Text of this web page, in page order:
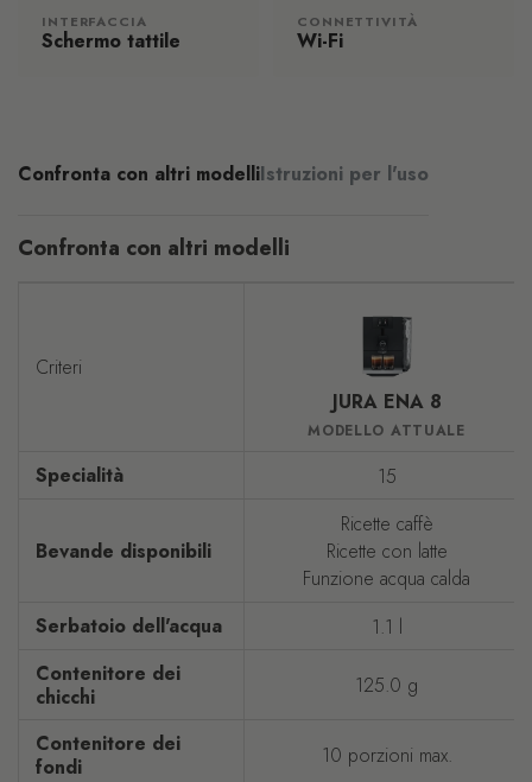
INTERFACCIA
Schermo tattile
CONNETTIVITÀ
Wi-Fi
Confronta con altri modelliIstruzioni per l'uso
Confronta con altri modelli
Criteri
JURA ENA 8
MODELLO ATTUALE
Specialità 15
Bevande disponibili
Ricette caffè
Ricette con latte
Funzione acqua calda
Serbatoio dell'acqua
1.1 l
Contenitore dei
chicchi
125.0 g
Contenitore dei
fondi
10 porzioni max.